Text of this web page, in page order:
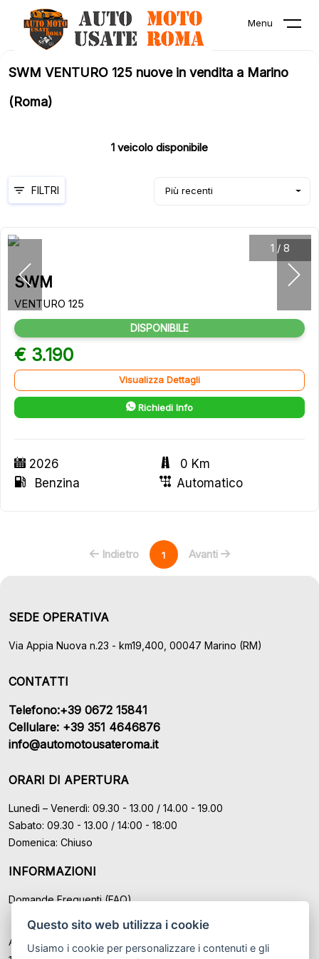
Menu
Questo sito web utilizza i cookie
Usiamo i cookie per personalizzare i contenuti e gli
SWM VENTURO 125 nuove in vendita a Marino
(Roma)
1 veicolo disponibile
Più recenti
FILTRI
1 / 8
SWM
VENTURO 125
DISPONIBILE
€ 3.190
Visualizza Dettagli
Richiedi Info
2026
0 Km
Benzina
Automatico
Indietro 1 Avanti
SEDE OPERATIVA
Via Appia Nuova n.23 - km19,400, 00047 Marino (RM)
CONTATTI
Telefono:+39 0672 15841
Cellulare: +39 351 4646876
info@automotousateroma.it
ORARI DI APERTURA
Lunedì – Venerdì: 09.30 - 13.00 / 14.00 - 19.00
Sabato: 09.30 - 13.00 / 14:00 - 18:00
Domenica: Chiuso
INFORMAZIONI
Domande Frequenti (FAQ)
Auto Moto Usate Roma Srl sede di Marino - Roma, P.IVA: IT